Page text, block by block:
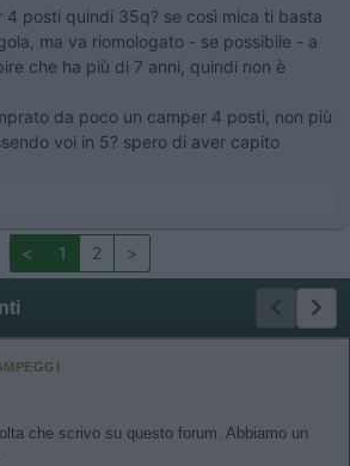
4 posti quindi 35q? se così mica ti basta
ma va riomologato - se possibile - a
che ha più di 7 anni, quindi non è
da poco un camper 4 posti, non più
voi in 5? spero di aver capito
< 1 2 >
che scrivo su questo forum. Abbiamo un